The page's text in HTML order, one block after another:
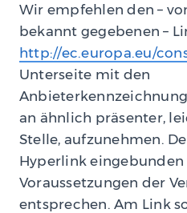
Wir empfehlen den –
bekannt gegebenen –
http://ec.europa.eu/
Unterseite mit den
an ähnlich präsenter,
Stelle, aufzunehmen.
Hyperlink
Voraussetzungen der
entsprechen. Am Link